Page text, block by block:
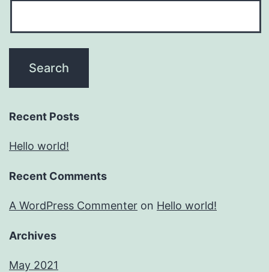
Recent Posts
Hello world!
Recent Comments
A WordPress Commenter on Hello world!
Archives
May 2021